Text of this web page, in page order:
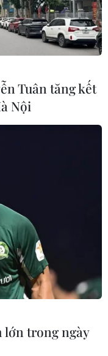
Tuân tăng kết
Nội
lớn trong ngày